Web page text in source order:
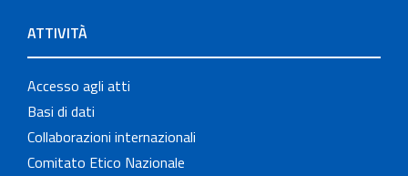
ATTIVITÀ
Accesso agli atti
Basi di dati
Collaborazioni internazionali
Comitato Etico Nazionale